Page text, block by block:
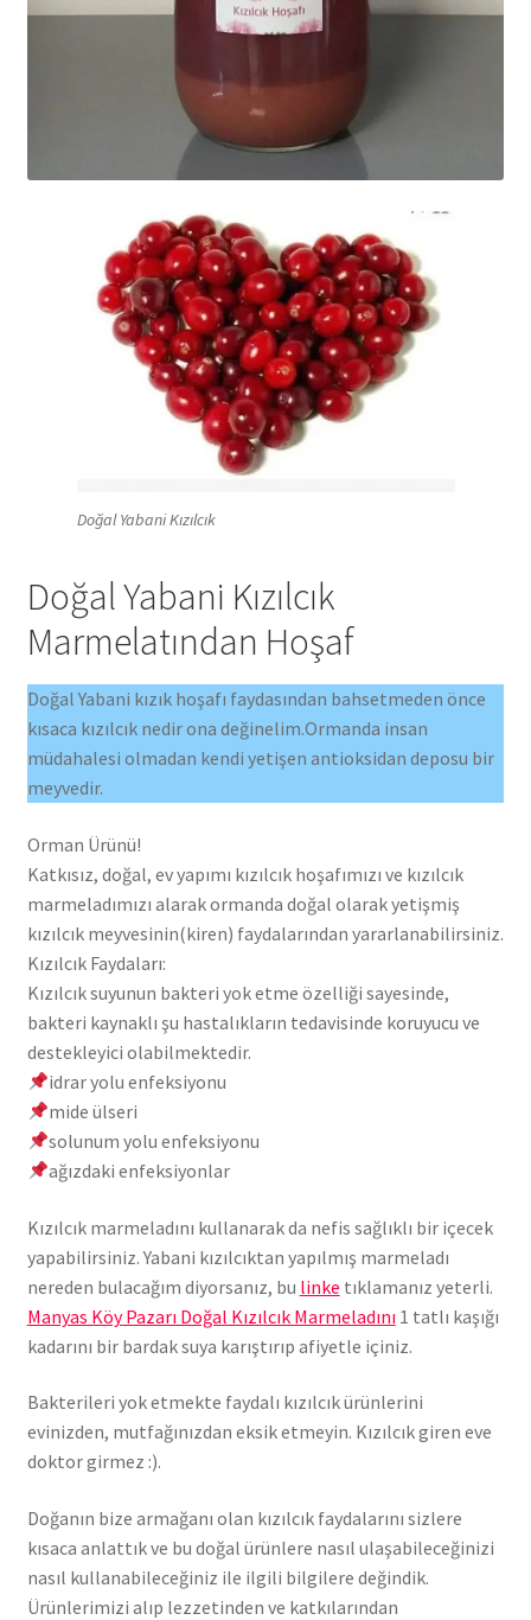
Doğal Yabani Kızılcık
Doğal Yabani Kızılcık
Marmelatından Hoşaf
Doğal Yabani kızık hoşafı faydasından bahsetmeden önce
kısaca kızılcık nedir ona değinelim.Ormanda insan
müdahalesi olmadan kendi yetişen antioksidan deposu bir
meyvedir.
Orman Ürünü!
Katkısız, doğal, ev yapımı kızılcık hoşafımızı ve kızılcık
marmeladımızı alarak ormanda doğal olarak yetişmiş
kızılcık meyvesinin(kiren) faydalarından yararlanabilirsiniz.
Kızılcık Faydaları:
Kızılcık suyunun bakteri yok etme özelliği sayesinde,
bakteri kaynaklı şu hastalıkların tedavisinde koruyucu ve
destekleyici olabilmektedir.
idrar yolu enfeksiyonu
mide ülseri
solunum yolu enfeksiyonu
ağızdaki enfeksiyonlar
Kızılcık marmeladını kullanarak da nefis sağlıklı bir içecek
yapabilirsiniz. Yabani kızılcıktan yapılmış marmeladı
nereden bulacağım diyorsanız, bu linke tıklamanız yeterli.
Manyas Köy Pazarı Doğal Kızılcık Marmeladını1 tatlı kaşığı
kadarını bir bardak suya karıştırıp afiyetle içiniz.
Bakterileri yok etmekte faydalı kızılcık ürünlerini
evinizden, mutfağınızdan eksik etmeyin. Kızılcık giren eve
doktor girmez :).
Doğanın bize armağanı olan kızılcık faydalarını sizlere
kısaca anlattık ve bu doğal ürünlere nasıl ulaşabileceğinizi
nasıl kullanabileceğiniz ile ilgili bilgilere değindik.
Ürünlerimizi alıp lezzetinden ve katkılarından